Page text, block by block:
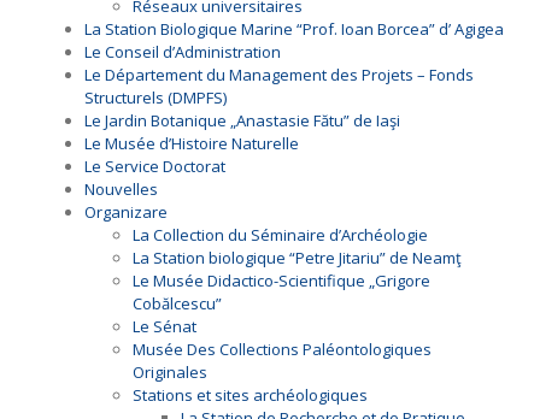
Réseaux universitaires
La Station Biologique Marine “Prof. Ioan Borcea” d’ Agigea
Le Conseil d’Administration
Le Département du Management des Projets – Fonds
Structurels (DMPFS)
Le Jardin Botanique „Anastasie Fătu” de Iaşi
Le Musée d’Histoire Naturelle
Le Service Doctorat
Nouvelles
Organizare
La Collection du Séminaire d’Archéologie
La Station biologique “Petre Jitariu” de Neamţ
Le Musée Didactico-Scientifique „Grigore
Cobălcescu”
Le Sénat
Musée Des Collections Paléontologiques
Originales
Stations et sites archéologiques